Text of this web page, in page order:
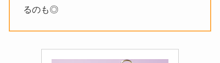
るのも◎